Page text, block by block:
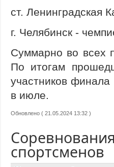
ст. Ленинградская
г. Челябинск -
Суммарно во всех
По итогам
участников
в июле.
Обновлено ( 21.05.2024 13:32 )
спортсменов